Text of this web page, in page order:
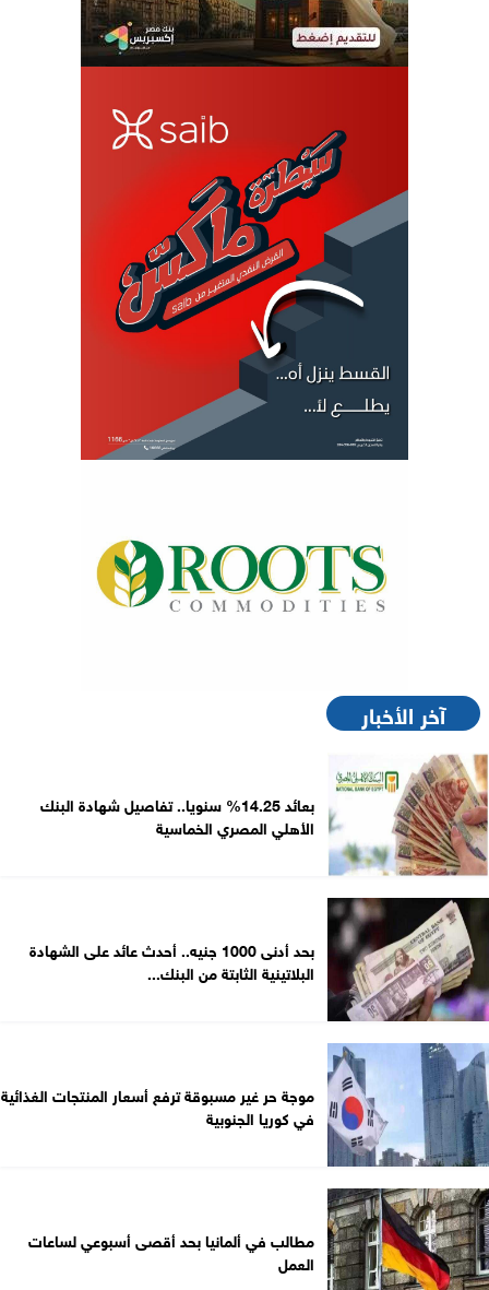
آخر الأخبار
بعائد 14.25% سنويا.. تفاصيل شهادة البنك
الأهلي المصري الخماسية
بحد أدنى 1000 جنيه.. أحدث عائد على الشهادة
البلاتينية الثابتة من البنك...
موجة حر غير مسبوقة ترفع أسعار المنتجات الغذائية
في كوريا الجنوبية
مطالب في ألمانيا بحد أقصى أسبوعي لساعات
العمل